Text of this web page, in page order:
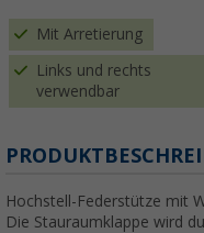
Mit Arretierung
Links und rechts
verwendbar
Hochstell-Federstütze mit
Die Stauraumklappe wird